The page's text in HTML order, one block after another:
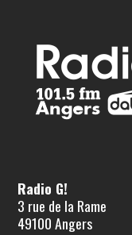
Radio G!
3 rue de la Rame
49100 Angers